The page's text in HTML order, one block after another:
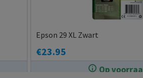
Op
Epson 29 XL Zwart
€23.95